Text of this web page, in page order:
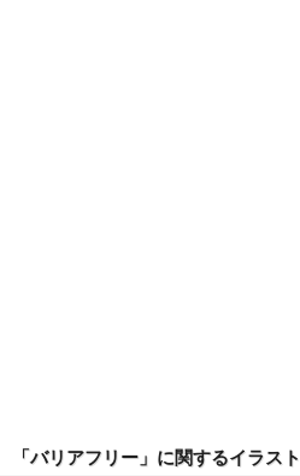
「バリアフリー」に関するイラスト